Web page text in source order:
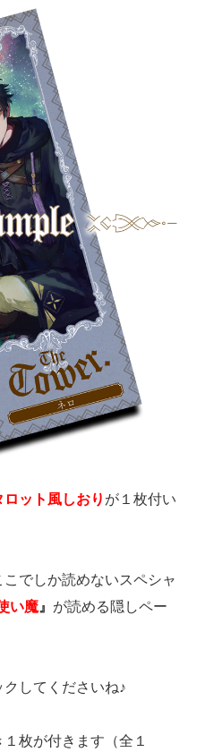
ロット風しおり が１枚付い
でしか読めないスペシャ
い魔 』 が読める隠しペー
してくださいね♪
枚が付きます（全１